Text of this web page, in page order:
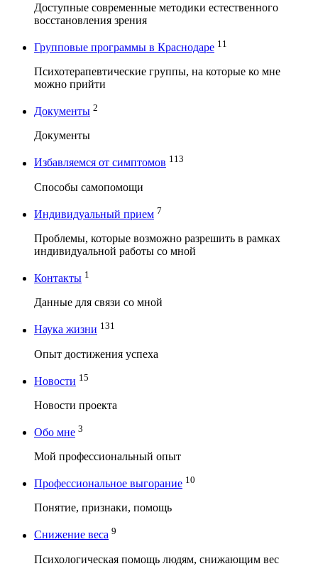
Доступные современные методики естественного
восстановления зрения
Групповые программы в Краснодаре 11
Психотерапевтические группы, на которые ко мне
можно прийти
Документы 2
Документы
Избавляемся от симптомов 113
Способы самопомощи
Индивидуальный прием 7
Проблемы, которые возможно разрешить в рамках
индивидуальной работы со мной
Контакты 1
Данные для связи со мной
Наука жизни 131
Опыт достижения успеха
Новости 15
Новости проекта
Обо мне 3
Мой профессиональный опыт
Профессиональное выгорание 10
Понятие, признаки, помощь
Снижение веса 9
Психологическая помощь людям, снижающим вес